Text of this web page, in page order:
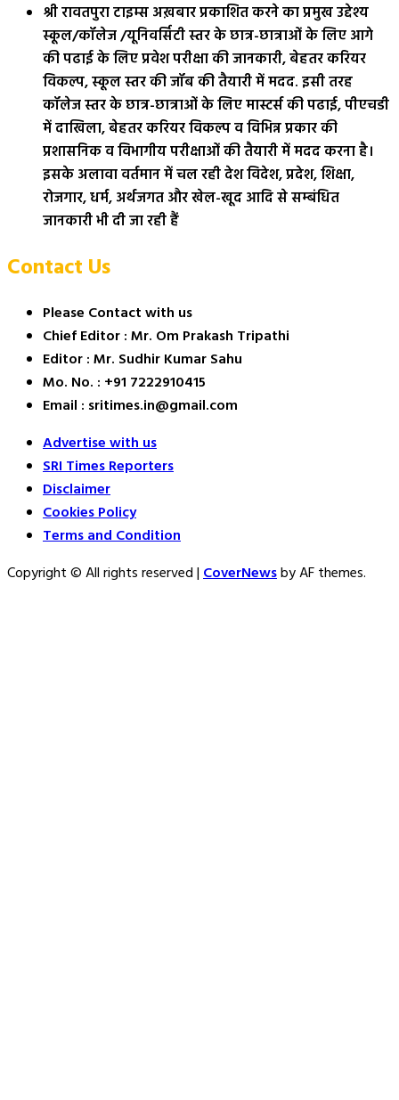
श्री रावतपुरा टाइम्स अख़बार प्रकाशित करने का प्रमुख उद्देश्य
स्कूल/कॉलेज /यूनिवर्सिटी स्तर के छात्र-छात्राओं के लिए आगे
की पढाई के लिए प्रवेश परीक्षा की जानकारी, बेहतर करियर
विकल्प, स्कूल स्तर की जॉब की तैयारी में मदद. इसी तरह
कॉलेज स्तर के छात्र-छात्राओं के लिए मास्टर्स की पढाई, पीएचडी
में दाखिला, बेहतर करियर विकल्प व विभिन्न प्रकार की
प्रशासनिक व विभागीय परीक्षाओं की तैयारी में मदद करना है।
इसके अलावा वर्तमान में चल रही देश विदेश, प्रदेश, शिक्षा,
रोजगार, धर्म, अर्थजगत और खेल-खूद आदि से सम्बंधित
जानकारी भी दी जा रही हैं
Contact Us
Please Contact with us
Chief Editor : Mr. Om Prakash Tripathi
Editor : Mr. Sudhir Kumar Sahu
Mo. No. : +91 7222910415
Email : sritimes.in@gmail.com
Advertise with us
SRI Times Reporters
Disclaimer
Cookies Policy
Terms and Condition
Copyright © All rights reserved|CoverNewsby AF themes.